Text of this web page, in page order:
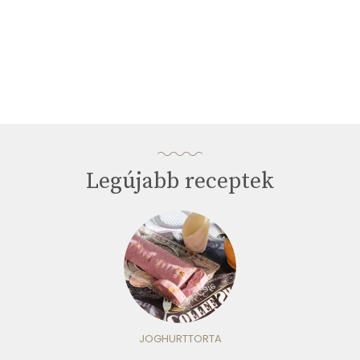
Legújabb receptek
JOGHURTTORTA